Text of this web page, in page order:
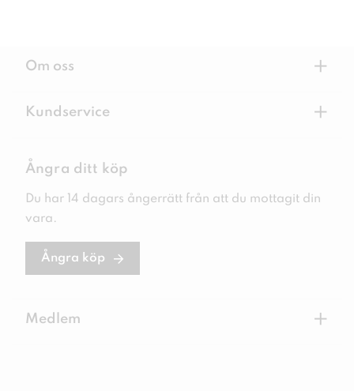
Om oss +
Kundservice +
Ångra ditt köp
Du har 14 dagars ångerrätt från att du mottagit din
vara.
Ångra köp
Medlem +